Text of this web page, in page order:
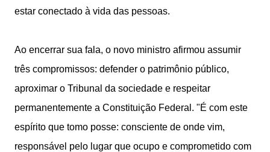
estar conectado à vida das pessoas.
Ao encerrar sua fala, o novo ministro afirmou assumir
três compromissos: defender o patrimônio público,
aproximar o Tribunal da sociedade e respeitar
permanentemente a Constituição Federal. "É com este
espírito que tomo posse: consciente de onde vim,
responsável pelo lugar que ocupo e comprometido com